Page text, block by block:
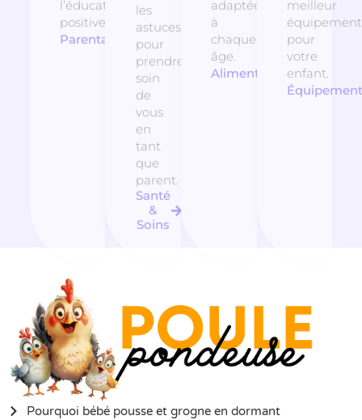
l’éducation
positive.
Parentalité
les
astuces
pour
prendre
soin
de
vous
en
tant
que
parent.
Santé
&
Soins
adaptée
à
chaque
âge.
Alimentation
meilleur
équipement
pour
votre
enfant.
Équipement
Pourquoi bébé pousse et grogne en dormant